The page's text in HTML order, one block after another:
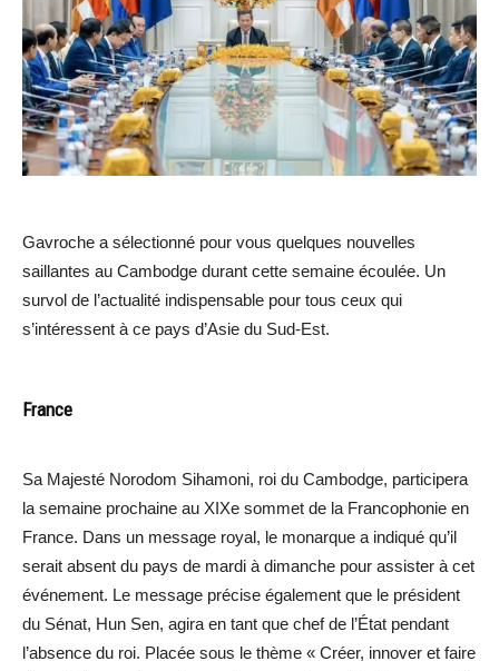
Gavroche a sélectionné pour vous quelques nouvelles
saillantes au Cambodge durant cette semaine écoulée. Un
survol de l’actualité indispensable pour tous ceux qui
s’intéressent à ce pays d’Asie du Sud-Est.
France
Sa Majesté Norodom Sihamoni, roi du Cambodge, participera
la semaine prochaine au XIXe sommet de la Francophonie en
France. Dans un message royal, le monarque a indiqué qu’il
serait absent du pays de mardi à dimanche pour assister à cet
événement. Le message précise également que le président
du Sénat, Hun Sen, agira en tant que chef de l’État pendant
l’absence du roi. Placée sous le thème « Créer, innover et faire